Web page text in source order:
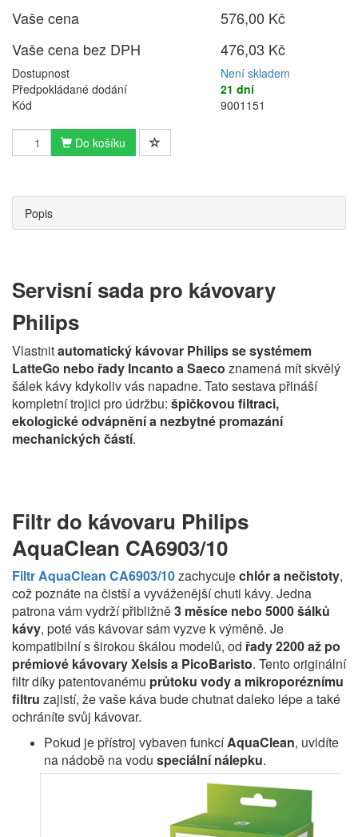
Vaše cena
576,00 Kč
Vaše cena bez DPH
476,03 Kč
Dostupnost
Není skladem
Předpokládané dodání
21 dní
Kód
9001151
Do košíku
Popis
Servisní sada pro kávovary
Philips
Vlastnitautomatický kávovar Philips se systémem
LatteGo nebo řady Incanto a Saeco znamená mít skvělý
šálek kávy kdykoliv vás napadne. Tato sestava přináší
kompletní trojici pro údržbu: špičkovou filtraci,
ekologické odvápnění a nezbytné promazání
mechanických částí.
Filtr do kávovaru Philips
AquaClean CA6903/10
Filtr AquaClean CA6903/10zachycujechlór a nečistoty,
což poznáte na čistší a vyváženější chuti kávy. Jedna
patrona vám vydrží přibližně3 měsíce nebo 5000 šálků
kávy, poté vás kávovar sám vyzve k výměně. Je
kompatibilní s širokou škálou modelů, od řady 2200 až po
prémiové kávovary Xelsis a PicoBaristo. Tento originální
filtr díky patentovanému průtoku vody a mikroporéznímu
filtru zajistí, že vaše káva bude chutnat daleko lépe a také
ochráníte svůj kávovar.
Pokud je přístroj vybaven funkcíAquaClean, uvidíte
na nádobě na vodu speciální nálepku.